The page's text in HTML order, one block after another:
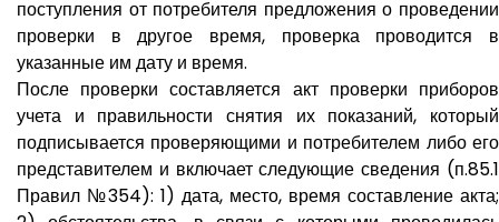
поступления от потребителя предложения о проведении
проверки в другое время, проверка проводится в
указанные им дату и время.
После проверки составляется акт проверки приборов
учета и правильности снятия их показаний, который
подписывается проверяющими и потребителем либо его
представителем и включает следующие сведения (п.85.1
Правил №354): 1) дата, место, время составление акта;